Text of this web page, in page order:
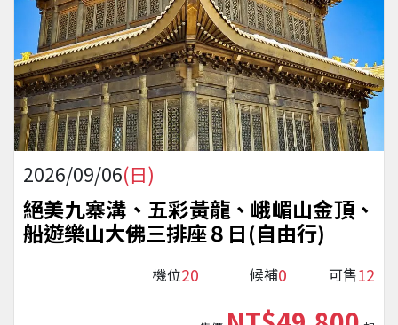
2026/09/06(日)
絕美九寨溝、五彩黃龍、峨嵋山金頂、
船遊樂山大佛三排座８日(自由行)
機位20 候補0 可售12